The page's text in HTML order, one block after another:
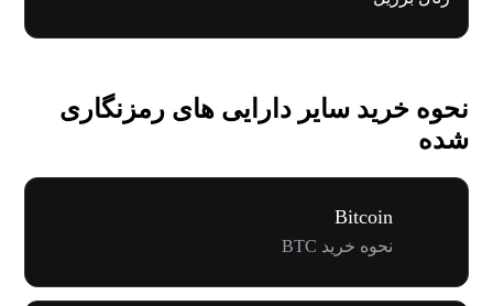
نحوه خرید سایر دارایی های رمزنگاری
شده
Bitcoin
نحوه خرید BTC